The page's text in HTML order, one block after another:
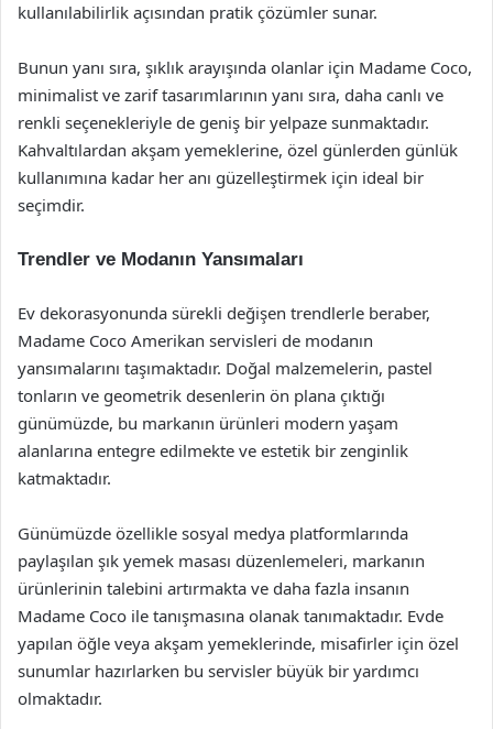
kullanılabilirlik açısından pratik çözümler sunar.
Bunun yanı sıra, şıklık arayışında olanlar için Madame Coco,
minimalist ve zarif tasarımlarının yanı sıra, daha canlı ve
renkli seçenekleriyle de geniş bir yelpaze sunmaktadır.
Kahvaltılardan akşam yemeklerine, özel günlerden günlük
kullanımına kadar her anı güzelleştirmek için ideal bir
seçimdir.
Trendler ve Modanın Yansımaları
Ev dekorasyonunda sürekli değişen trendlerle beraber,
Madame Coco Amerikan servisleri de modanın
yansımalarını taşımaktadır. Doğal malzemelerin, pastel
tonların ve geometrik desenlerin ön plana çıktığı
günümüzde, bu markanın ürünleri modern yaşam
alanlarına entegre edilmekte ve estetik bir zenginlik
katmaktadır.
Günümüzde özellikle sosyal medya platformlarında
paylaşılan şık yemek masası düzenlemeleri, markanın
ürünlerinin talebini artırmakta ve daha fazla insanın
Madame Coco ile tanışmasına olanak tanımaktadır. Evde
yapılan öğle veya akşam yemeklerinde, misafirler için özel
sunumlar hazırlarken bu servisler büyük bir yardımcı
olmaktadır.